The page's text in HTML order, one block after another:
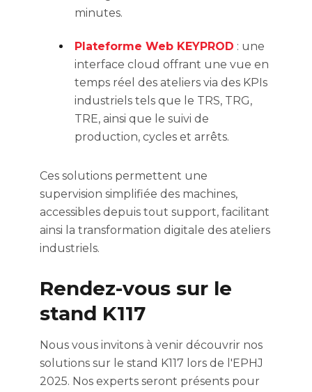
minutes.
Plateforme Web KEYPROD : une
interface cloud offrant une vue en
temps réel des ateliers via des KPIs
industriels tels que le TRS, TRG,
TRE, ainsi que le suivi de
production, cycles et arrêts.
Ces solutions permettent une
supervision simplifiée des machines,
accessibles depuis tout support, facilitant
ainsi la transformation digitale des ateliers
industriels.
Rendez-vous sur le
stand K117
Nous vous invitons à venir découvrir nos
solutions sur le stand K117 lors de l'EPHJ
2025. Nos experts seront présents pour